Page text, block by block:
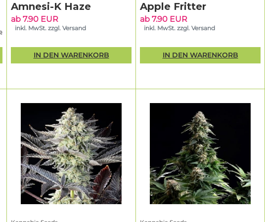
geschmacklich und in
oder moderne
wenn du Wert auf
über Jahre
dabei nah an der
Papier gut klingt,
Seedsauswählst,
Qualitätschecks gehen
steht nicht nur
und Ertrag. Das
wollen – und
Amnesi-K Haze
ab 7.90 EUR
inkl. MwSt. zzgl. Versand
IN DEN WARENKORB
Apple Fritter
ab 7.90 EUR
inkl. MwSt. zzgl. Versand
IN DEN WARENKORB